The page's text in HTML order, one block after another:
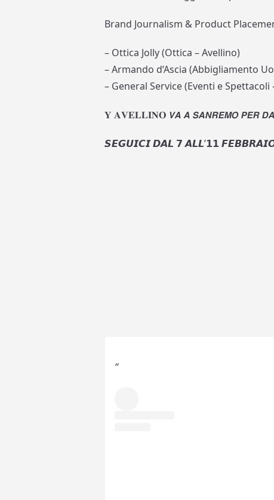
Brand Journalism & Product
– Ottica Jolly (Ottica – Avellino)
– Armando d’Ascia (Abbigliamento
– General Service (Eventi e Spettacoli
𝐘 𝐀𝐕𝐄𝐋𝐋𝐈𝐍𝐎 𝙑𝘼 𝘼 𝙎𝘼𝙉𝙍𝙀𝙈𝙊 𝙋𝙀𝙍
𝙎𝙀𝙂𝙐𝙄𝘾𝙄 𝘿𝘼𝙇 𝟳 𝘼𝙇𝙇’𝟭𝟭